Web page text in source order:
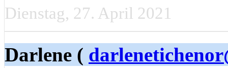
Dienstag, 27. April 2021
Darlene (